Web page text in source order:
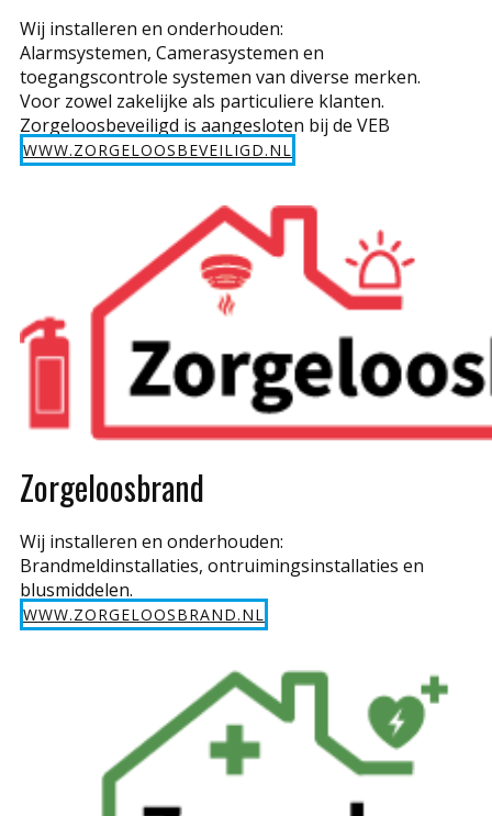
Wij installeren en onderhouden:
Alarmsystemen, Camerasystemen en
toegangscontrole systemen van diverse merken.
Voor zowel zakelijke als particuliere klanten.
Zorgeloosbeveiligd is aangesloten bij de VEB
WWW.ZORGELOOSBEVEILIGD.NL
Zorgeloosbrand
Wij installeren en onderhouden:
Brandmeldinstallaties, ontruimingsinstallaties en
blusmiddelen.
WWW.ZORGELOOSBRAND.NL